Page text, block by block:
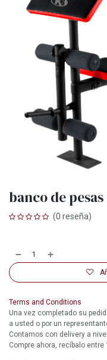
banco de
(0 reseña)
Terms and Conditions
Una vez completado su
a usted o por un
Contamos con delivery a
Compre ahora, recíbalo entre